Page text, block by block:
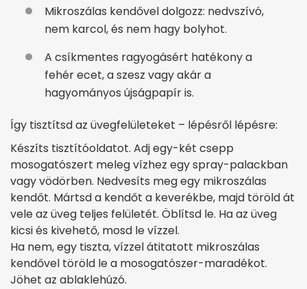
Mikroszálas kendővel dolgozz: nedvszívó,
nem karcol, és nem hagy bolyhot.
A csíkmentes ragyogásért hatékony a
fehér ecet, a szesz vagy akár a
hagyományos újságpapír is.
Így tisztítsd az üvegfelületeket – lépésről lépésre:
Készíts tisztítóoldatot. Adj egy-két csepp
mosogatószert meleg vízhez egy spray-palackban
vagy vödörben. Nedvesíts meg egy mikroszálas
kendőt. Mártsd a kendőt a keverékbe, majd töröld át
vele az üveg teljes felületét. Öblítsd le. Ha az üveg
kicsi és kivehető, mosd le vízzel.
Ha nem, egy tiszta, vízzel átitatott mikroszálas
kendővel töröld le a mosogatószer-maradékot.
Jöhet az ablaklehúzó.